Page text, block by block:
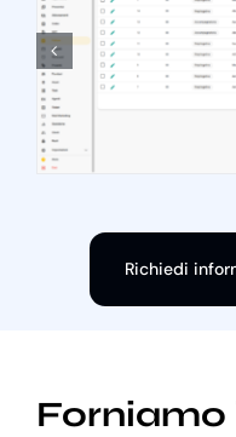
Richiedi
Forniamo